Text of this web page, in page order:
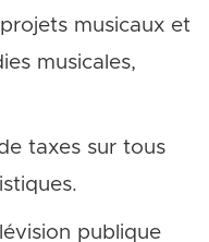
musicaux et
musicales,
taxes sur tous
publique